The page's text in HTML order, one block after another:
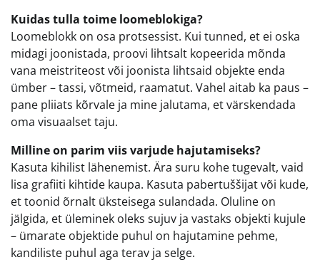
Kuidas tulla toime loomeblokiga?
Loomeblokk on osa protsessist. Kui tunned, et ei oska
midagi joonistada, proovi lihtsalt kopeerida mõnda
vana meistriteost või joonista lihtsaid objekte enda
ümber – tassi, võtmeid, raamatut. Vahel aitab ka paus –
pane pliiats kõrvale ja mine jalutama, et värskendada
oma visuaalset taju.
Milline on parim viis varjude hajutamiseks?
Kasuta kihilist lähenemist. Ära suru kohe tugevalt, vaid
lisa grafiiti kihtide kaupa. Kasuta pabertuššijat või kude,
et toonid õrnalt üksteisega sulandada. Oluline on
jälgida, et üleminek oleks sujuv ja vastaks objekti kujule
– ümarate objektide puhul on hajutamine pehme,
kandiliste puhul aga terav ja selge.